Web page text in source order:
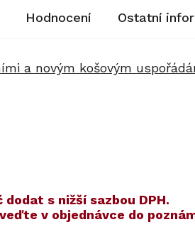
Hodnocení Ostatní
a novým košovým
s nižší sazbou DPH.
v objednávce do